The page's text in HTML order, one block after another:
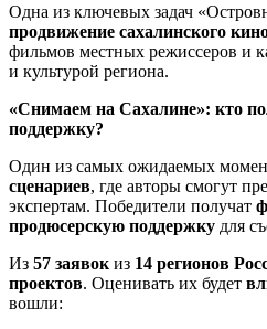
Одна из ключевых задач
продвижение сахалинского
фильмов местных режиссеров и
и культурой региона.
«Снимаем на Сахалине»: кто
поддержку?
Один из самых ожидаемых
сценариев, где авторы смогут
экспертам. Победители получат
продюсерскую поддержку для
Из 57 заявок из 14 регионов
проектов. Оценивать их будет
вошли: